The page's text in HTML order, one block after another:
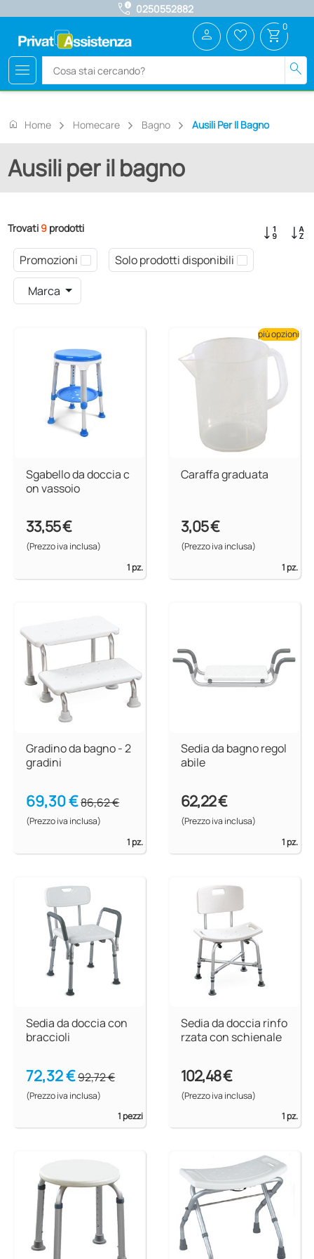
call_quality 0250552882
menu search
person favorite_border shopping_cart 0
home Home Homecare Bagno Ausili Per Il Bagno
Ausili per il bagno
Trovati 9 prodotti
Promozioni
Solo prodotti disponibili
Marca
Sgabello da doccia c
on vassoio
33,55 €
(Prezzo iva inclusa)
1 pz.
Caraffa graduata
3,05 €
(Prezzo iva inclusa)
1 pz.
più opzioni
Gradino da bagno - 2
gradini
69,30 €86,62 €
(Prezzo iva inclusa)
1 pz.
Sedia da bagno regol
abile
62,22 €
(Prezzo iva inclusa)
1 pz.
Sedia da doccia con
braccioli
72,32 €92,72 €
(Prezzo iva inclusa)
1 pezzi
Sedia da doccia rinfo
rzata con schienale
102,48 €
(Prezzo iva inclusa)
1 pz.